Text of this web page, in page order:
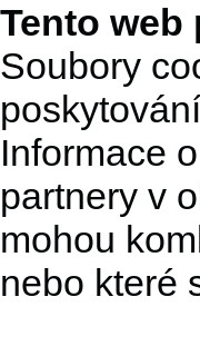
Tento
Soubory
Informace
partnery v
mohou
nebo které